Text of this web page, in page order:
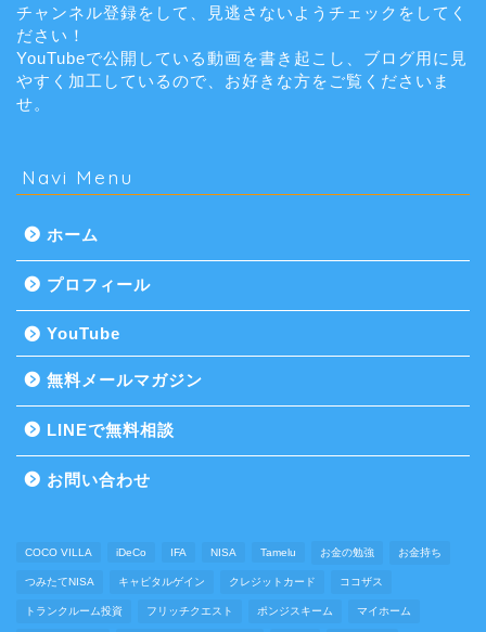
チャンネル登録をして、見逃さないようチェックをしてく
ださい！
YouTubeで公開している動画を書き起こし、ブログ用に見
やすく加工しているので、お好きな方をご覧くださいま
せ。
Navi Menu
ホーム
プロフィール
YouTube
無料メールマガジン
LINEで無料相談
お問い合わせ
COCO VILLA iDeCo IFA NISA Tamelu お金の勉強 お金持ち
つみたてNISA キャピタルゲイン クレジットカード ココザス
トランクルーム投資 フリッチクエスト ポンジスキーム マイホーム